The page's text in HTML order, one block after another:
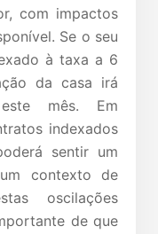
com impactos
Se o seu
à taxa a 6
da casa irá
mês. Em
indexados
sentir um
contexto de
oscilações
de que